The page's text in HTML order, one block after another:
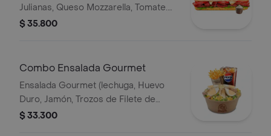
Julianas, Queso Mozzarella, Tomate.
Salsa Bbq, Lechuga y Salsa de Ajo)
$ 35.800
Combo Ensalada Gourmet
Ensalada Gourmet (lechuga, Huevo
Duro, Jamón, Trozos de Filete de
Pechuga, Queso Holandés, Arvejas,
$ 33.300